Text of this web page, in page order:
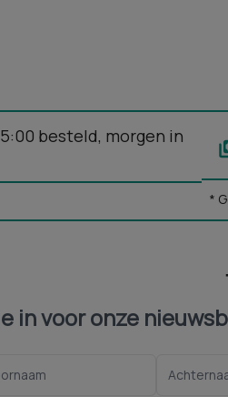
besteld, morgen in
*
in voor onze